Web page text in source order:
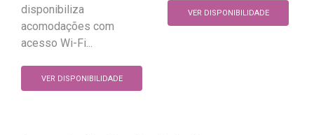
disponibiliza
acomodações com
acesso Wi-Fi...
VER DISPONIBILIDADE
VER DISPONIBILIDADE